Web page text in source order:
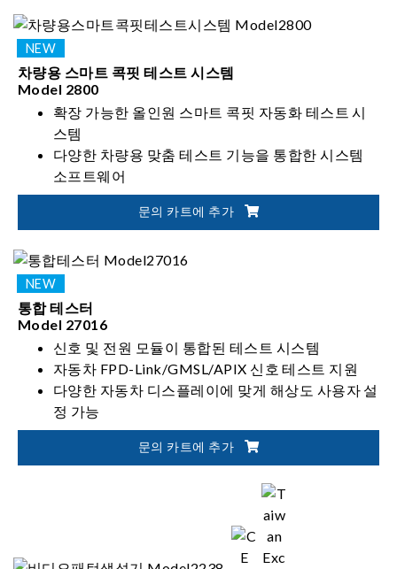
차량용 스마트 콕핏 테스트 시스템
Model 2800
확장 가능한 올인원 스마트 콕핏 자동화 테스트 시
스템
다양한 차량용 맞춤 테스트 기능을 통합한 시스템
소프트웨어
영상 신호, 전원, 오디오, Wi-Fi 등 다양한 항목의 통
합 테스트 지원
가능
문의 카트에 추가
통합 테스터
Model 27016
신호 및 전원 모듈이 통합된 테스트 시스템
자동차 FPD-Link/GMSL/APIX 신호 테스트 지원
다양한 자동차 디스플레이에 맞게 해상도 사용자 설
정 가능
고속 전원 과도 준수(High-speed power transient
compliance) 테스트문의 카트에 추가